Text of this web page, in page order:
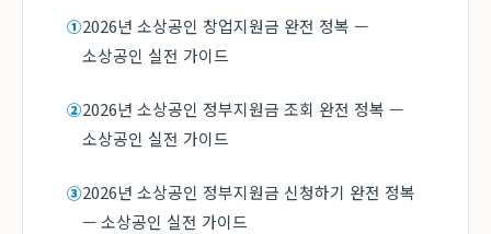
①2026년 소상공인 창업지원금 완전 정복 —
소상공인 실전 가이드
②2026년 소상공인 정부지원금 조회 완전 정복 —
소상공인 실전 가이드
③2026년 소상공인 정부지원금 신청하기 완전 정복
— 소상공인 실전 가이드